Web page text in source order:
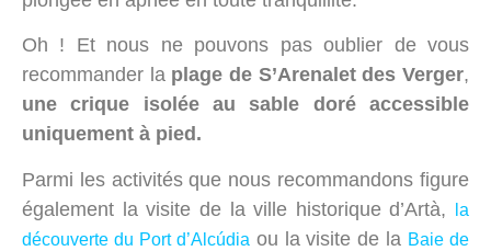
Oh ! Et nous ne pouvons pas oublier de vous
recommander la plage de S’Arenalet des Verger,
une crique isolée au sable doré accessible
uniquement à pied.
Parmi les activités que nous recommandons figure
également la visite de la ville historique d’Artà,
la
découverte du Port d’Alcúdia ou la visite de la Baie de